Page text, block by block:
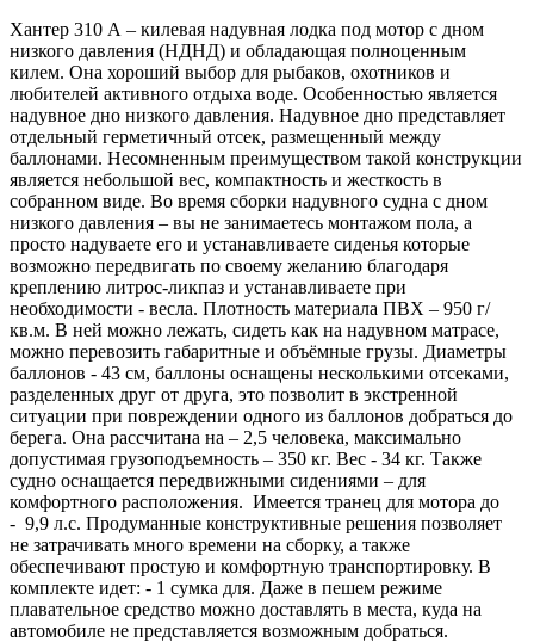
Хантер 310 А – килевая надувная лодка под мотор с дном
низкого давления (НДНД) и обладающая полноценным
килем. Она хороший выбор для рыбаков, охотников и
любителей активного отдыха воде. Особенностью является
надувное дно низкого давления. Надувное дно представляет
отдельный герметичный отсек, размещенный между
баллонами. Несомненным преимуществом такой конструкции
является небольшой вес, компактность и жесткость в
собранном виде. Во время сборки надувного судна с дном
низкого давления – вы не занимаетесь монтажом пола, а
просто надуваете его и устанавливаете сиденья которые
возможно передвигать по своему желанию благодаря
креплению литрос-ликпаз и устанавливаете при
необходимости - весла. Плотность материала ПВХ – 950 г/
кв.м. В ней можно лежать, сидеть как на надувном матрасе,
можно перевозить габаритные и объёмные грузы. Диаметры
баллонов - 43 см, баллоны оснащены несколькими отсеками,
разделенных друг от друга, это позволит в экстренной
ситуации при повреждении одного из баллонов добраться до
берега. Она рассчитана на – 2,5 человека, максимально
допустимая грузоподъемность – 350 кг. Вес - 34 кг. Также
судно оснащается передвижными сидениями – для
комфортного расположения. Имеется транец для мотора до
- 9,9 л.с. Продуманные конструктивные решения позволяет
не затрачивать много времени на сборку, а также
обеспечивают простую и комфортную транспортировку. В
комплекте идет: - 1 сумка для. Даже в пешем режиме
плавательное средство можно доставлять в места, куда на
автомобиле не представляется возможным добраться.